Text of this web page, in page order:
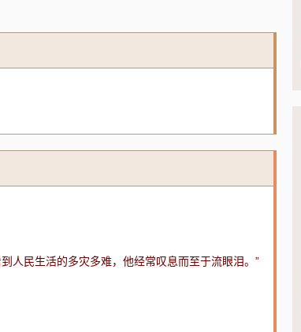
人民生活的多灾多难，他经常叹息而至于流眼泪。”